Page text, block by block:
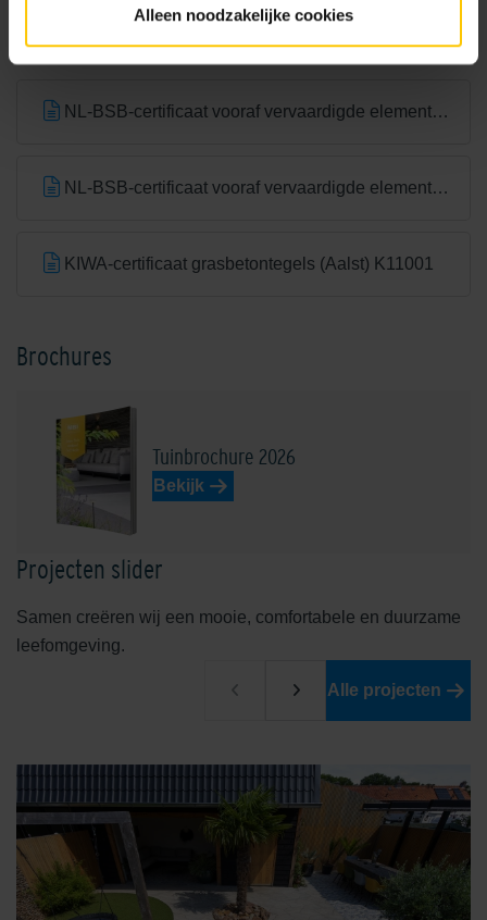
Alleen noodzakelijke cookies
Documentatie
NL-BSB-certificaat vooraf vervaardigde elementen van beton
NL-BSB-certificaat vooraf vervaardigde elementen van beton (Aalst) K20305
KIWA-certificaat grasbetontegels (Aalst) K11001
Brochures
Tuinbrochure 2026
Bekijk
Projecten slider
Samen creëren wij een mooie, comfortabele en duurzame
leefomgeving.
Alle projecten